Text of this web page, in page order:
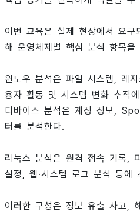
이번 교육은 실제 현장에서 요구
해 운영체제별 핵심 분석 항목을
윈도우 분석은 파일 시스템, 레
용자 활동 및 시스템 변화 추적
디바이스 분석은 계정 정보,
터를 분석한다.
리눅스 분석은 원격 접속 기록,
설정, 웹·시스템 로그 분석 등에
이러한 구성은 정보 유출 사고,